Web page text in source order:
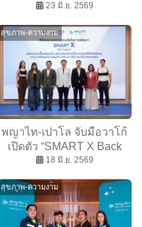
ภัยหน้าฝน แนะรู้ทัน –
นวัตกรรม 2 แนวทางสร้าง
เกราะคุ้มกัน ปกป้องลม
หายใจลูกน้อย
23 มิ.ย. 2569
สุขภาพ-ความงาม
พญาไท-เปาโล จับมือวาโก้
เปิดตัว “SMART X Back
Support” นวัตกรรมเสื้อพยุง
นโดรมให้คนออฟฟิต
18 มิ.ย. 2569
สุขภาพ-ความงาม